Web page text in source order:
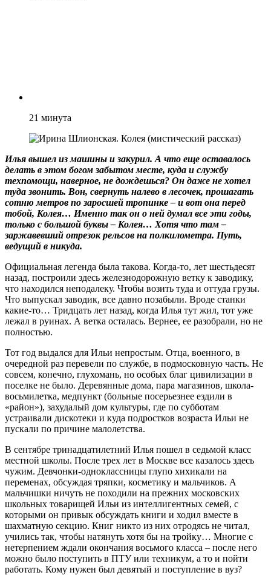
21 минута
Илья вышел из машины и закурил. А что еще оставалось
делать в этом богом забытом месте, куда и службу
техпомощи, наверное, не дождешься? Он даже не хотел
туда звонить. Вон, свернуть налево в лесочек, прошагать
сотню метров по заросшей тропинке – и вот она перед
тобой, Колея… Именно так он о ней думал все эти годы,
только с большой буквы – Колея… Хотя что там –
заржавевший отрезок рельсов на полкилометра. Путь,
ведущий в никуда.
Официальная легенда была такова. Когда-то, лет шестьдесят
назад, построили здесь железнодорожную ветку к заводику,
что находился неподалеку. Чтобы возить туда и оттуда грузы.
Что выпускал заводик, все давно позабыли. Вроде станки
какие-то… Тридцать лет назад, когда Илья тут жил, тот уже
лежал в руинах. А ветка осталась. Вернее, ее разобрали, но не
полностью.
Тот год выдался для Ильи непростым. Отца, военного, в
очередной раз перевели по службе, в подмосковную часть. Не
совсем, конечно, глухомань, но особых благ цивилизации в
поселке не было. Деревянные дома, пара магазинов, школа-
восьмилетка, медпункт (больные посерьезнее ездили в
«район»), захудалый дом культуры, где по субботам
устраивали дискотеки и куда подростков возраста Ильи не
пускали по причине малолетства.
В сентябре тринадцатилетний Илья пошел в седьмой класс
местной школы. После трех лет в Москве все казалось здесь
чужим. Девчонки-одноклассницы глупо хихикали на
переменах, обсуждая тряпки, косметику и мальчиков. А
мальчишки ничуть не походили на прежних московских
школьных товарищей Ильи из интеллигентных семей, с
которыми он привык обсуждать книги и ходил вместе в
шахматную секцию. Книг никто из них отродясь не читал,
учились так, чтобы натянуть хотя бы на тройку… Многие с
нетерпением ждали окончания восьмого класса – после него
можно было поступить в ПТУ или техникум, а то и пойти
работать. Кому нужен был девятый и поступление в вуз?